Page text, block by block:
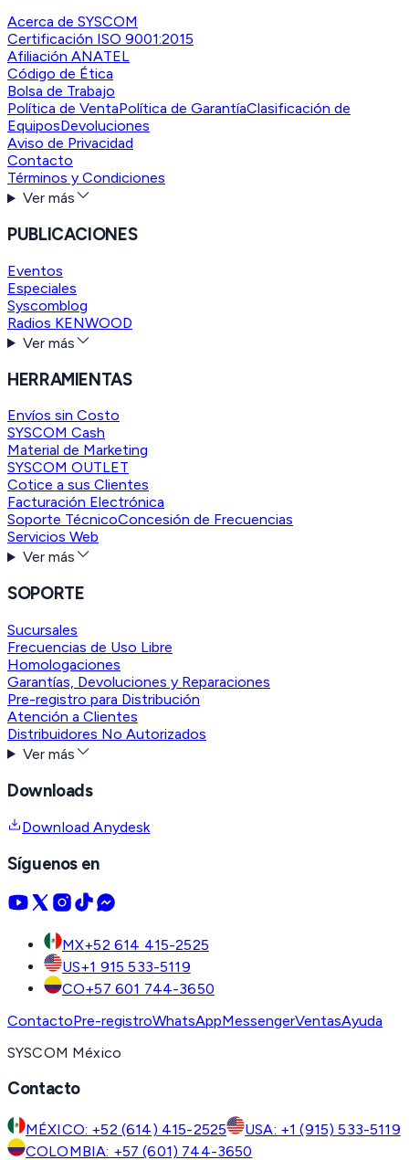
Acerca de SYSCOM
Certificación ISO 9001:2015
Afiliación ANATEL
Código de Ética
Bolsa de Trabajo
Política de VentaPolítica de GarantíaClasificación de
EquiposDevoluciones
Aviso de Privacidad
Contacto
Términos y Condiciones
Ver más
PUBLICACIONES
Eventos
Especiales
Syscomblog
Radios KENWOOD
Ver más
HERRAMIENTAS
Envíos sin Costo
SYSCOM Cash
Material de Marketing
SYSCOM OUTLET
Cotice a sus Clientes
Facturación Electrónica
Soporte TécnicoConcesión de Frecuencias
Servicios Web
Ver más
SOPORTE
Sucursales
Frecuencias de Uso Libre
Homologaciones
Garantías, Devoluciones y Reparaciones
Pre-registro para Distribución
Atención a Clientes
Distribuidores No Autorizados
Ver más
Downloads
Download Anydesk
Síguenos en
MX+52 614 415-2525
US+1 915 533-5119
CO+57 601 744-3650
ContactoPre-registroWhatsAppMessengerVentasAyuda
SYSCOM México
Contacto
MÉXICO: +52 (614) 415-2525
USA: +1 (915) 533-5119
COLOMBIA: +57 (601) 744-3650